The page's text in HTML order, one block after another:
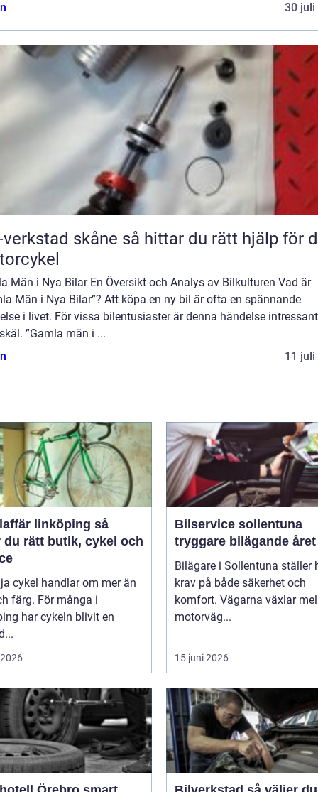
30 juli
skåne så hittar du rätt hjälp för din
Män i Nya Bilar En Översikt och Analys av Bilkulturen Vad är
Män i Nya Bilar”? Att köpa en ny bil är ofta en spännande
i livet. För vissa bilentusiaster är denna händelse
”Gamla män i ...
11 juli
linköping så
du rätt butik, cykel och
cykel handlar om mer än
färg. För många i
har cykeln blivit en
Bilservice sollentuna
tryggare bilägande
Bilägare i Sollentuna ställer
krav på både säkerhet och
komfort. Vägarna växlar
motorväg...
15 juni 2026